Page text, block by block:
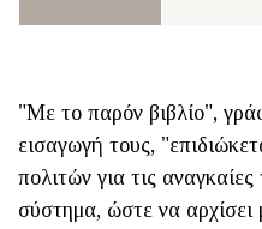
"Με το παρόν βιβλίο",
εισαγωγή τους,
πολιτών για τις
σύστημα, ώστε να αρχίσει